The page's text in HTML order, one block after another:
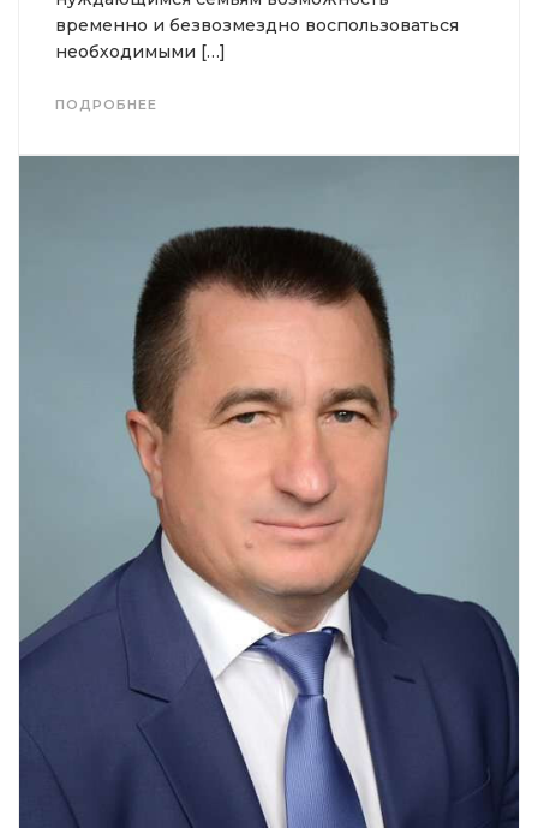
временно и безвозмездно воспользоваться
необходимыми […]
ПОДРОБНЕЕ